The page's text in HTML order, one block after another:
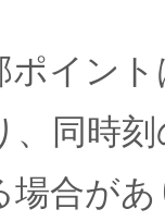
イン
、同時
場合が